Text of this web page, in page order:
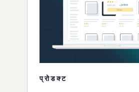
प्रोडक्ट